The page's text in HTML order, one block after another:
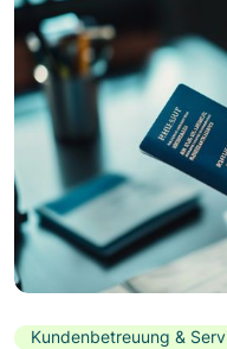
Kundenbetreuung &